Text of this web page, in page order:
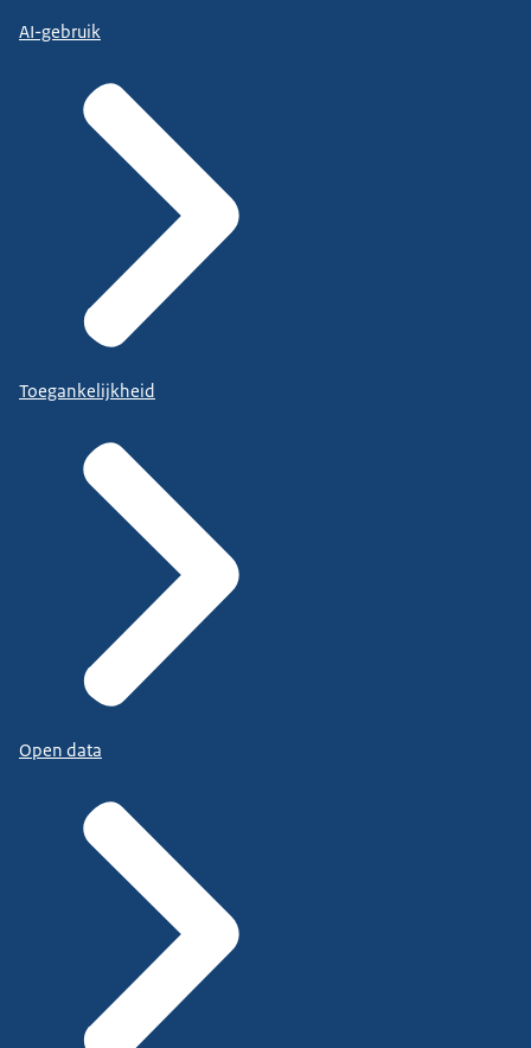
AI-gebruik
Toegankelijkheid
Open data